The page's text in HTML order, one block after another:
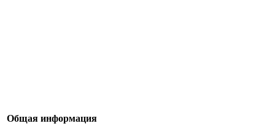
Общая информация